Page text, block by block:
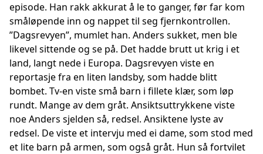
episode. Han rakk akkurat å le to ganger, før far kom
småløpende inn og nappet til seg fjernkontrollen.
”Dagsrevyen”, mumlet han. Anders sukket, men ble
likevel sittende og se på. Det hadde brutt ut krig i et
land, langt nede i Europa. Dagsrevyen viste en
reportasje fra en liten landsby, som hadde blitt
bombet. Tv-en viste små barn i fillete klær, som løp
rundt. Mange av dem gråt. Ansiktsuttrykkene viste
noe Anders sjelden så, redsel. Ansiktene lyste av
redsel. De viste et intervju med ei dame, som stod med
et lite barn på armen, som også gråt. Hun så fortvilet